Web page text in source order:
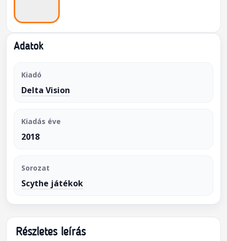
Adatok
Kiadó
Delta Vision
Kiadás éve
2018
Sorozat
Scythe játékok
Részletes leírás